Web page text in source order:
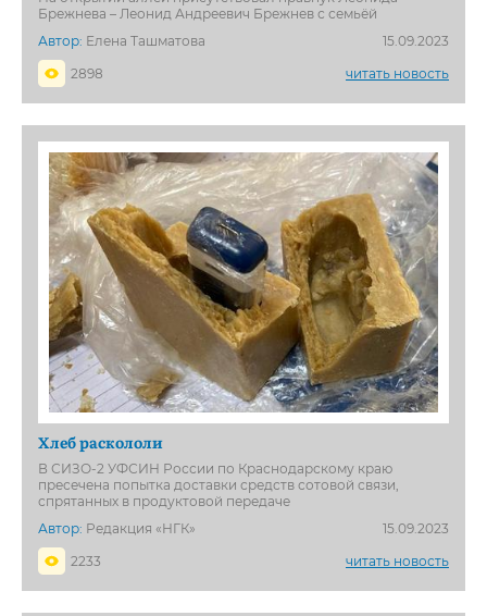
Брежнева – Леонид Андреевич Брежнев с семьёй
Автор: Елена Ташматова
15.09.2023
2898
читать новость
Хлеб раскололи
В СИЗО-2 УФСИН России по Краснодарскому краю
пресечена попытка доставки средств сотовой связи,
спрятанных в продуктовой передаче
Автор: Редакция «НГК»
15.09.2023
2233
читать новость